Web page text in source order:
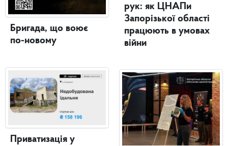
Бригада, що воює
по-новому
Приватизація у
рук: як ЦНАПи
Запорізької області
працюють в умовах
війни